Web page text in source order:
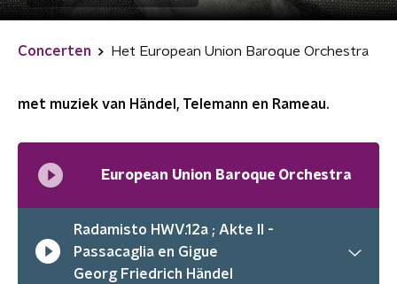
Concerten Het European Union Baroque Orchestra
met muziek van Händel, Telemann en Rameau.
European Union Baroque Orchestra
Radamisto HWV.12a ; Akte II -
Passacaglia en Gigue
Georg Friedrich Händel